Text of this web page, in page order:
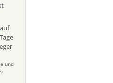
auf
und